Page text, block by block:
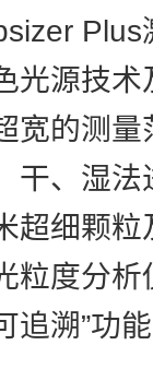
光源技
宽的测
干、湿
超细颗粒
粒度分析
追溯”功